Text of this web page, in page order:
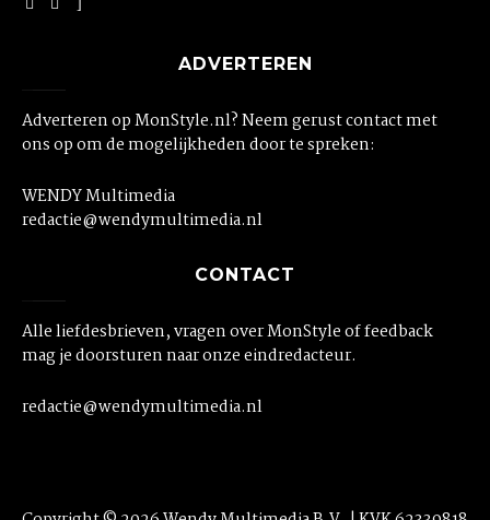
ADVERTEREN
Adverteren op MonStyle.nl? Neem gerust contact met
ons op om de mogelijkheden door te spreken:
WENDY Multimedia
redactie@wendymultimedia.nl
CONTACT
Alle liefdesbrieven, vragen over MonStyle of feedback
mag je doorsturen naar onze eindredacteur.
redactie@wendymultimedia.nl